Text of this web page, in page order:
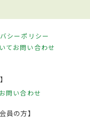
シーポリシー
てお問い合わせ
お問い合わせ
員の方】